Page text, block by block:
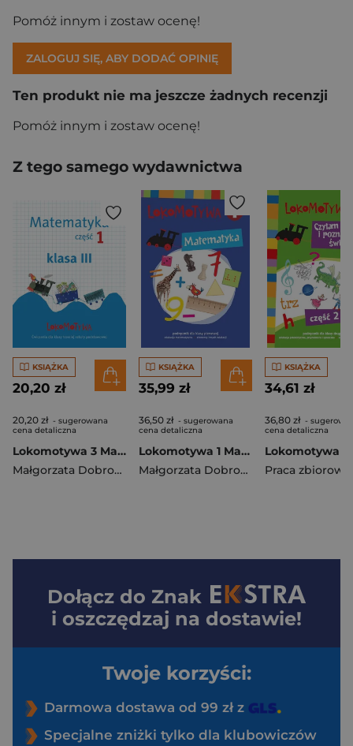
Pomóż innym i zostaw ocenę!
ZALOGUJ SIĘ, ABY DODAĆ OPINIĘ
Ten produkt nie ma jeszcze żadnych recenzji
Pomóż innym i zostaw ocenę!
Z tego samego wydawnictwa
KSIĄŻKA
20,20 zł
20,20 zł - sugerowana
cena detaliczna
Lokomotywa 3 Matematyka Zeszyt ćwiczeń Część 1 Szkoła podstawowa
Małgorzata Dobrowolska
,Jucewicz Marta, Agnieszka Szulc
KSIĄŻKA
35,99 zł
36,50 zł - sugerowana
cena detaliczna
Lokomotywa 1 Matematyka Podręcznik Szkoła podstawowa
Małgorzata Dobrowolska
,Agnieszka
KSIĄŻKA
34,61 zł
36,80 zł -
cena detaliczna
Praca zbiorowa
Dołącz do Znak
i oszczędzaj na dostawie!
Twoje korzyści:
Darmowa dostawa od 99 zł z
Specjalne zniżki tylko dla klubowiczów